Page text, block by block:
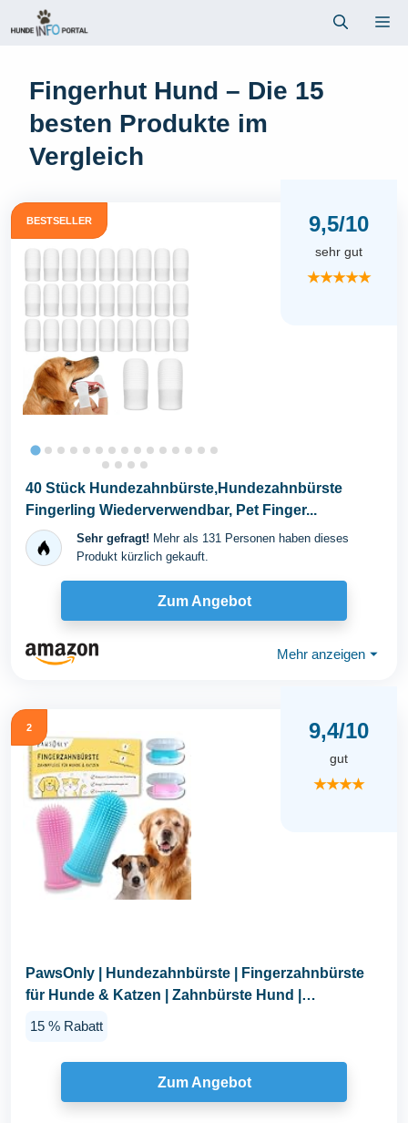
Inhalt
Fingerhut Hund – Die 15
besten Produkte im
Vergleich
BESTSELLER 9,5/10
sehr gut
★★★★★
40 Stück Hundezahnbürste,Hundezahnbürste
Fingerling Wiederverwendbar, Pet Finger...
Sehr gefragt! Mehr als 131 Personen haben dieses
Produkt kürzlich gekauft.
Zum Angebot
Mehr anzeigen ⏷
2 9,4/10
gut
★★★★
PawsOnly | Hundezahnbürste | Fingerzahnbürste
für Hunde & Katzen | Zahnbürste Hund |
15 % Rabatt
Zum Angebot